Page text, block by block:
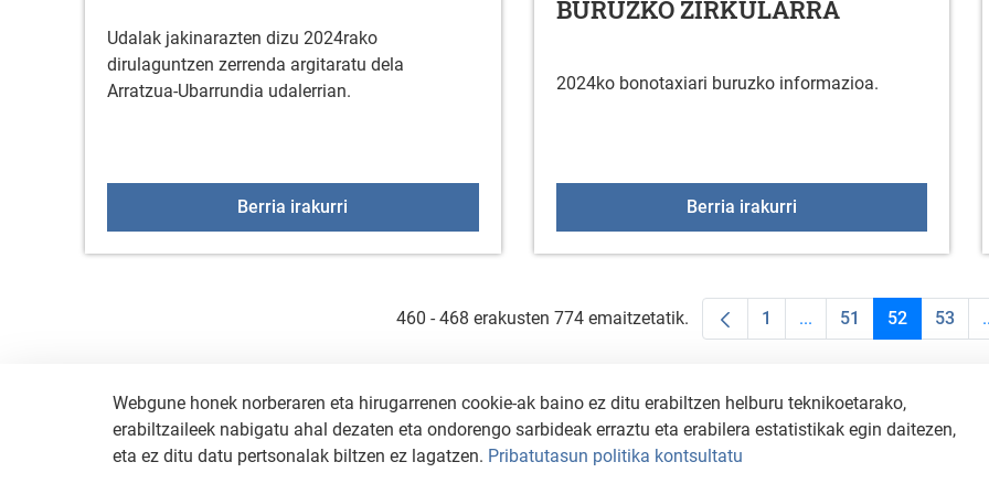
Udalak jakinarazten dizu 2024rako
dirulaguntzen zerrenda argitaratu dela
Arratzua-Ubarrundia udalerrian.
Berria irakurri
BURUZKO ZIRKULARRA
2024ko bonotaxiari buruzko informazioa.
Berria irakurri2024KO BONO TAXIARI
460 - 468 erakusten 774 emaitzetatik. Orrialdea
1 ...Intermediate Pages Use
Orrialdea
51 Orrialdea
52 53
Webgune honek norberaren eta hirugarrenen cookie-ak baino ez ditu erabiltzen helburu teknikoetarako,
erabiltzaileek nabigatu ahal dezaten eta ondorengo sarbideak erraztu eta erabilera estatistikak egin daitezen,
eta ez ditu datu pertsonalak biltzen ez lagatzen. Pribatutasun politika kontsultatu